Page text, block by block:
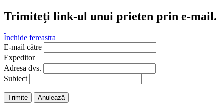
Trimiteţi link-ul unui prieten prin e-mail.
Închide fereastra
E-mail către
Expeditor
Adresa dvs.
Subiect
Trimite Anulează